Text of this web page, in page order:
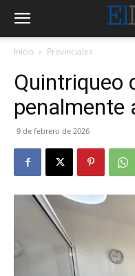
Inicio Provinciales
Quintriqueo
penalmente
9 de febrero de 2026